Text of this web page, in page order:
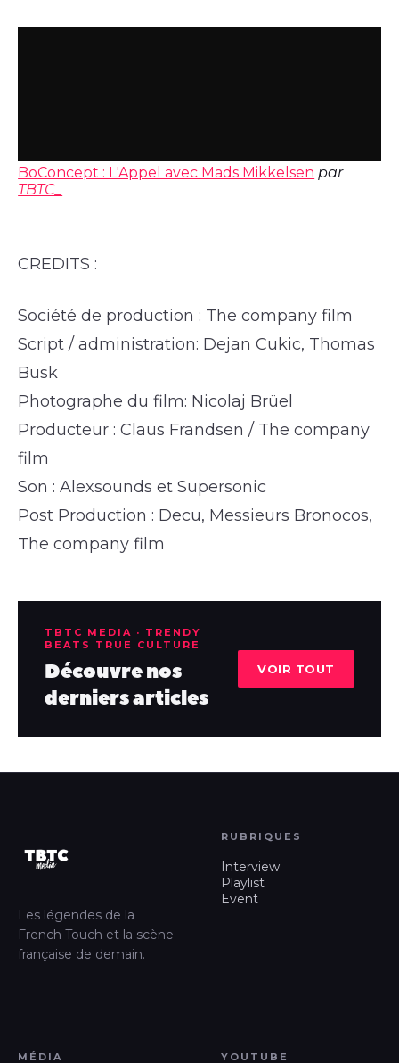
BoConcept : L'Appel avec Mads Mikkelsen par
TBTC_
CREDITS :
Société de production : The company film
Script / administration: Dejan Cukic, Thomas
Busk
Photographe du film: Nicolaj Brüel
Producteur : Claus Frandsen / The company
film
Son : Alexsounds et Supersonic
Post Production : Decu, Messieurs Bronocos,
The company film
TBTC MEDIA · TRENDY
BEATS TRUE CULTURE
Découvre nos
derniers articles
VOIR TOUT
Les légendes de la
French Touch et la scène
française de demain.
RUBRIQUES
Interview
Playlist
Event
MÉDIA YOUTUBE